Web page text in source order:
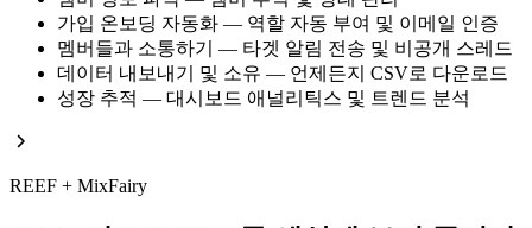
가입 온보딩 자동화 — 역할 자동 부여 및 이메일 인증
멤버들과 소통하기 — 타겟 알림 전송 및 비공개 스레드
데이터 내보내기 및 소유 — 언제든지 CSV로 다운로드
성장 추적 — 대시보드 애널리틱스 및 트렌드 분석
REEF + MixFairy